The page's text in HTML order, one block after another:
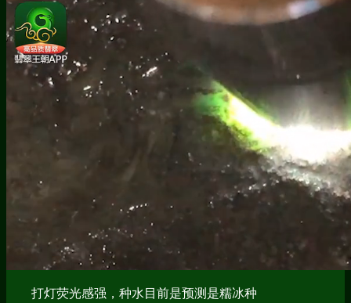
打灯荧光感强，种水目前是预测是糯冰种